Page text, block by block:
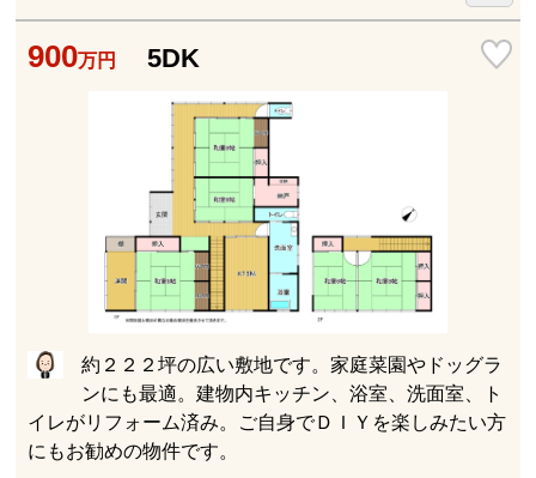
900万円 5DK
約２２２坪の広い敷地です。家庭菜園やドッグラ
ンにも最適。建物内キッチン、浴室、洗面室、ト
イレがリフォーム済み。ご自身でＤＩＹを楽しみたい方
にもお勧めの物件です。